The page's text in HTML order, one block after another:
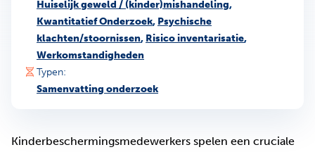
Huiselijk geweld / (kinder)mishandeling,
Kwantitatief Onderzoek, Psychische
klachten/stoornissen, Risico inventarisatie,
Werkomstandigheden
Typen:
Samenvatting onderzoek
Kinderbeschermingsmedewerkers spelen een cruciale